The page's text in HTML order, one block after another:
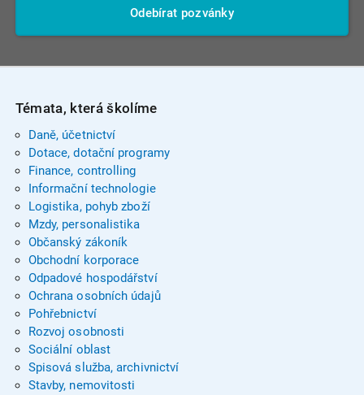
Odebírat pozvánky
Témata, která školíme
Daně, účetnictví
Dotace, dotační programy
Finance, controlling
Informační technologie
Logistika, pohyb zboží
Mzdy, personalistika
Občanský zákoník
Obchodní korporace
Odpadové hospodářství
Ochrana osobních údajů
Pohřebnictví
Rozvoj osobnosti
Sociální oblast
Spisová služba, archivnictví
Stavby, nemovitosti